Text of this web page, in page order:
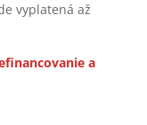
vyplatená až
a